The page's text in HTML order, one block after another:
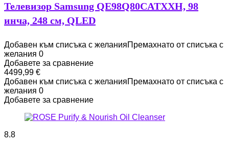
Телевизор Samsung QE98Q80CATXXH, 98
инча, 248 см, QLED
Добавен към списъка с желанияПремахнато от списъка с
желания 0
Добавете за сравнение
4499,99 €
Добавен към списъка с желанияПремахнато от списъка с
желания 0
Добавете за сравнение
8.8